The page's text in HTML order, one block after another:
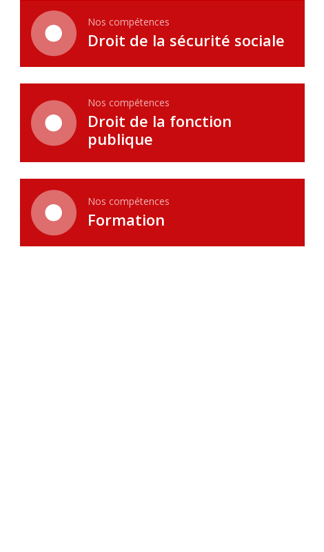
Nos compétences
Droit de la sécurité sociale
Nos compétences
Droit de la fonction
publique
Nos compétences
Formation